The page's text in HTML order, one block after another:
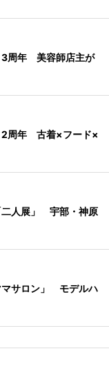
3周年 美容師店主が
2周年 古着×フード×
二人展」 宇部・神原
マサロン」 モデルハ